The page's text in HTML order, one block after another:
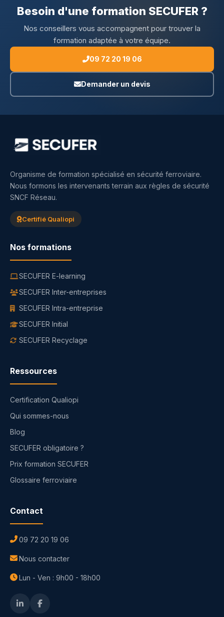
Besoin d'une formation SECUFER ?
Nos conseillers vous accompagnent pour trouver la
formation adaptée à votre équipe.
09 72 20 19 06
Demander un devis
Organisme de formation spécialisé en sécurité ferroviaire.
Nous formons les intervenants terrain aux règles de sécurité
SNCF Réseau.
Certifié Qualiopi
Nos formations
SECUFER E-learning
SECUFER Inter-entreprises
SECUFER Intra-entreprise
SECUFER Initial
SECUFER Recyclage
Ressources
Certification Qualiopi
Qui sommes-nous
Blog
SECUFER obligatoire ?
Prix formation SECUFER
Glossaire ferroviaire
Contact
09 72 20 19 06
Nous contacter
Lun - Ven : 9h00 - 18h00